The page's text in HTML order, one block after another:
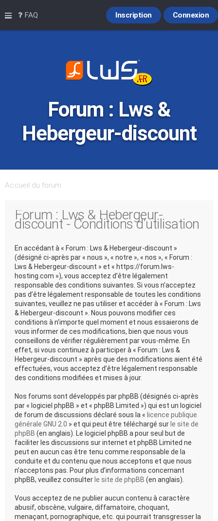
Raccourcis
FAQ Connexion
Inscription
Forum : Lws &
Hebergeur-discount
Accueil du forum
Forum : Lws & Hebergeur-
discount - Conditions d’utilisation
En accédant à « Forum : Lws & Hebergeur-discount »
(désigné ci-après par « nous », « notre », « nos », « Forum :
Lws & Hebergeur-discount » et « https://forum.lws-
hosting.com »), vous acceptez d’être légalement
responsable des conditions suivantes. Si vous n’acceptez
pas d’être légalement responsable de toutes les conditions
suivantes, veuillez ne pas utiliser et accéder à « Forum : Lws
& Hebergeur-discount ». Nous pouvons modifier ces
conditions à n’importe quel moment et nous essaierons de
vous informer de ces modifications, bien que nous vous
conseillons de vérifier régulièrement par vous-même. En
effet, si vous continuez à participer à « Forum : Lws &
Hebergeur-discount » après que des modifications aient été
effectuées, vous acceptez d’être légalement responsable
des conditions modifiées et mises à jour.
Nos forums sont développés par phpBB (désignés ci-après
par « logiciel phpBB » et « phpBB Limited ») qui est un logiciel
de forum de discussions déclaré sous la « licence publique
générale GNU 2.0 » et qui peut être téléchargé sur le site de
phpBB (en anglais). Le logiciel phpBB a pour seul but de
faciliter les discussions sur internet et phpBB Limited ne
peut en aucun cas être tenu comme responsable de la
conduite et du contenu que nous acceptons et que nous
n’acceptons pas. Pour plus d’informations concernant
phpBB, veuillez consulter le site de phpBB (en anglais).
Vous acceptez de ne publier aucun contenu à caractère
abusif, obscène, vulgaire, diffamatoire, choquant,
menaçant, pornographique, etc. qui pourrait transgresser la